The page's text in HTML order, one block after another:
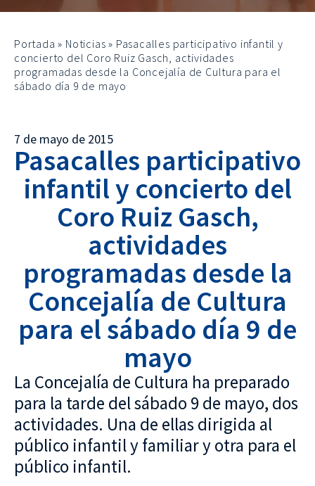
Portada » Noticias » Pasacalles participativo infantil y
concierto del Coro Ruiz Gasch, actividades
programadas desde la Concejalía de Cultura para el
sábado día 9 de mayo
7 de mayo de 2015
Pasacalles participativo
infantil y concierto del
Coro Ruiz Gasch,
actividades
programadas desde la
Concejalía de Cultura
para el sábado día 9 de
mayo
La Concejalía de Cultura ha preparado
para la tarde del sábado 9 de mayo, dos
actividades. Una de ellas dirigida al
público infantil y familiar y otra para el
público infantil.